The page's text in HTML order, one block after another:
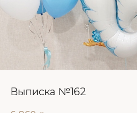
Выписка №162